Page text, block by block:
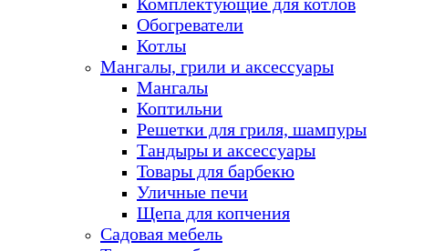
Обогреватели
Котлы
Мангалы, грили и аксессуары
Мангалы
Коптильни
Решетки для гриля, шампуры
Тандыры и аксессуары
Товары для барбекю
Уличные печи
Щепа для копчения
Садовая мебель